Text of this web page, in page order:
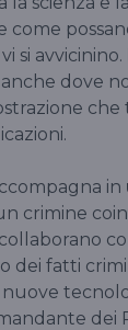
come
si avvicinino.
dove
che
in
crimine
fatti
dei